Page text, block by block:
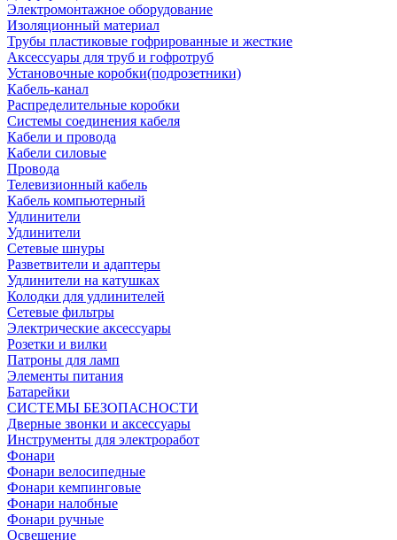
Электромонтажное оборудование
Изоляционный материал
Трубы пластиковые гофрированные и жесткие
Аксессуары для труб и гофротруб
Установочные коробки(подрозетники)
Кабель-канал
Распределительные коробки
Системы соединения кабеля
Кабели и провода
Кабели силовые
Провода
Телевизионный кабель
Кабель компьютерный
Удлинители
Удлинители
Сетевые шнуры
Разветвители и адаптеры
Удлинители на катушках
Колодки для удлинителей
Сетевые фильтры
Электрические аксессуары
Розетки и вилки
Патроны для ламп
Элементы питания
Батарейки
СИСТЕМЫ БЕЗОПАСНОСТИ
Дверные звонки и аксессуары
Инструменты для электроработ
Фонари
Фонари велосипедные
Фонари кемпинговые
Фонари налобные
Фонари ручные
Освещение